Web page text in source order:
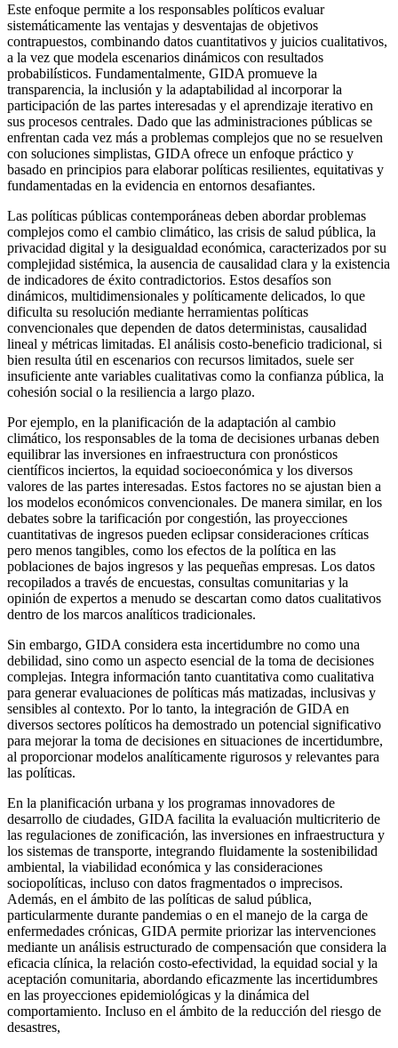
Este enfoque permite a los responsables políticos evaluar
sistemáticamente las ventajas y desventajas de objetivos
contrapuestos, combinando datos cuantitativos y juicios cualitativos,
a la vez que modela escenarios dinámicos con resultados
probabilísticos. Fundamentalmente, GIDA promueve la
transparencia, la inclusión y la adaptabilidad al incorporar la
participación de las partes interesadas y el aprendizaje iterativo en
sus procesos centrales. Dado que las administraciones públicas se
enfrentan cada vez más a problemas complejos que no se resuelven
con soluciones simplistas, GIDA ofrece un enfoque práctico y
basado en principios para elaborar políticas resilientes, equitativas y
fundamentadas en la evidencia en entornos desafiantes.
Las políticas públicas contemporáneas deben abordar problemas
complejos como el cambio climático, las crisis de salud pública, la
privacidad digital y la desigualdad económica, caracterizados por su
complejidad sistémica, la ausencia de causalidad clara y la existencia
de indicadores de éxito contradictorios. Estos desafíos son
dinámicos, multidimensionales y políticamente delicados, lo que
dificulta su resolución mediante herramientas políticas
convencionales que dependen de datos deterministas, causalidad
lineal y métricas limitadas. El análisis costo-beneficio tradicional, si
bien resulta útil en escenarios con recursos limitados, suele ser
insuficiente ante variables cualitativas como la confianza pública, la
cohesión social o la resiliencia a largo plazo.
Por ejemplo, en la planificación de la adaptación al cambio
climático, los responsables de la toma de decisiones urbanas deben
equilibrar las inversiones en infraestructura con pronósticos
científicos inciertos, la equidad socioeconómica y los diversos
valores de las partes interesadas. Estos factores no se ajustan bien a
los modelos económicos convencionales. De manera similar, en los
debates sobre la tarificación por congestión, las proyecciones
cuantitativas de ingresos pueden eclipsar consideraciones críticas
pero menos tangibles, como los efectos de la política en las
poblaciones de bajos ingresos y las pequeñas empresas. Los datos
recopilados a través de encuestas, consultas comunitarias y la
opinión de expertos a menudo se descartan como datos cualitativos
dentro de los marcos analíticos tradicionales.
Sin embargo, GIDA considera esta incertidumbre no como una
debilidad, sino como un aspecto esencial de la toma de decisiones
complejas. Integra información tanto cuantitativa como cualitativa
para generar evaluaciones de políticas más matizadas, inclusivas y
sensibles al contexto. Por lo tanto, la integración de GIDA en
diversos sectores políticos ha demostrado un potencial significativo
para mejorar la toma de decisiones en situaciones de incertidumbre,
al proporcionar modelos analíticamente rigurosos y relevantes para
las políticas.
En la planificación urbana y los programas innovadores de
desarrollo de ciudades, GIDA facilita la evaluación multicriterio de
las regulaciones de zonificación, las inversiones en infraestructura y
los sistemas de transporte, integrando fluidamente la sostenibilidad
ambiental, la viabilidad económica y las consideraciones
sociopolíticas, incluso con datos fragmentados o imprecisos.
Además, en el ámbito de las políticas de salud pública,
particularmente durante pandemias o en el manejo de la carga de
enfermedades crónicas, GIDA permite priorizar las intervenciones
mediante un análisis estructurado de compensación que considera la
eficacia clínica, la relación costo-efectividad, la equidad social y la
aceptación comunitaria, abordando eficazmente las incertidumbres
en las proyecciones epidemiológicas y la dinámica del
comportamiento. Incluso en el ámbito de la reducción del riesgo de
desastres,